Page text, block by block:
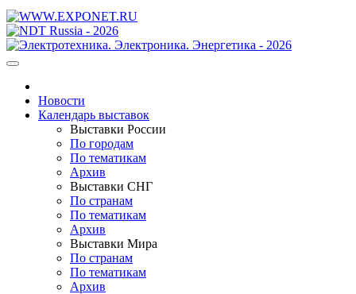
Новости
Календарь выставок
Выставки России
По городам
По тематикам
Архив
Выставки СНГ
По странам
По тематикам
Архив
Выставки Мира
По странам
По тематикам
Архив